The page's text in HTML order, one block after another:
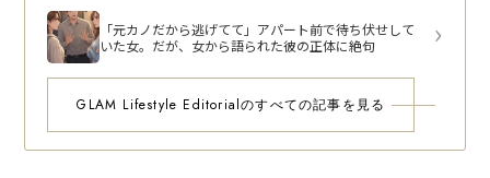
「元カノだから逃げてて」アパート前で待ち伏せして
いた女。だが、女から語られた彼の正体に絶句
GLAM Lifestyle Editorialのすべての記事を見る